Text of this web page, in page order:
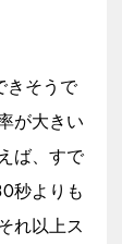
きそうで
が大きい
ば、すで
秒よりも
れ以上ス